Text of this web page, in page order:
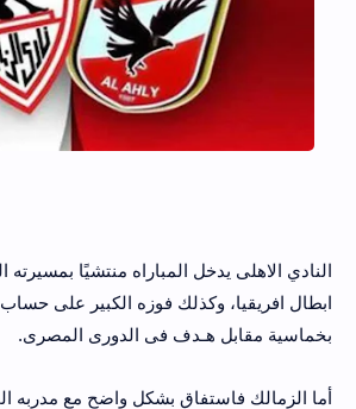
النادي الاهلى يدخل المباراه منتشيًا
ابطال افريقيا، وكذلك فوزه الكبير على حساب
بخماسية مقابل هـدف فى الدورى المصرى.
أما الزمالك فاستفاق بشكل واضح مع مدربه